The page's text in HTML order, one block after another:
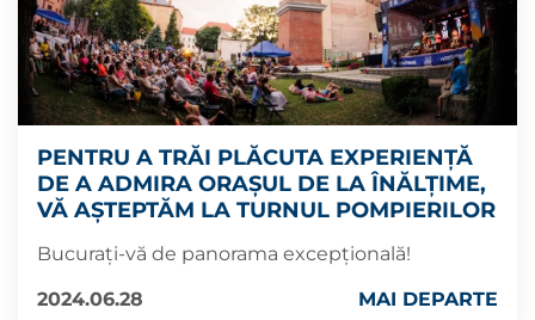
PENTRU A TRĂI PLĂCUTA EXPERIENȚĂ
DE A ADMIRA ORAȘUL DE LA ÎNĂLȚIME,
VĂ AȘTEPTĂM LA TURNUL POMPIERILOR
Bucurați-vă de panorama excepțională!
2024.06.28
MAI DEPARTE